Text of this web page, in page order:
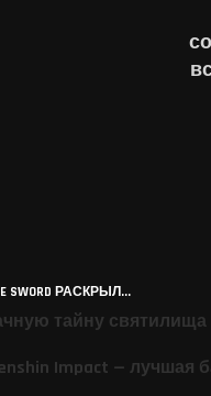
SWORD РАСКРЫЛ...
тайну святилища
Impact —